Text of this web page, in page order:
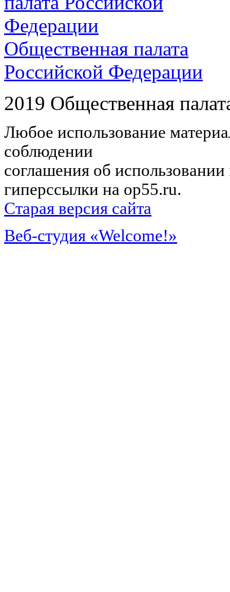
Общественная палата
Российской Федерации
2019 Общественная
Любое использование
соблюдении
соглашения об
гиперссылки на op55.ru.
Старая версия сайта
Веб-студия «Welcome!»